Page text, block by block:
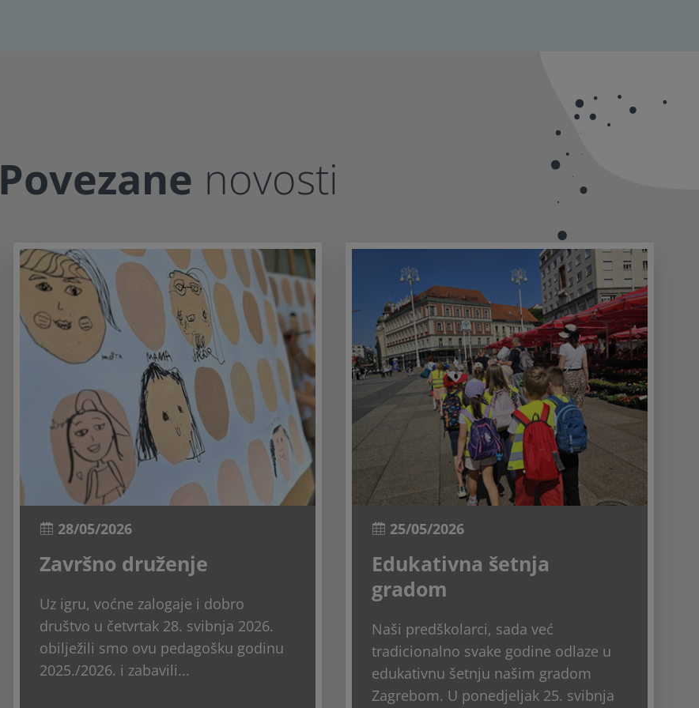
Povezane novosti
28/05/2026
Završno druženje
Uz igru, voćne zalogaje i dobro
društvo u četvrtak 28. svibnja 2026.
obilježili smo ovu pedagošku godinu
2025./2026. i zabavili...
25/05/2026
Edukativna šetnja
gradom
Naši predškolarci, sada već
tradicionalno svake godine odlaze u
edukativnu šetnju našim gradom
Zagrebom. U ponedjeljak 25. svibnja